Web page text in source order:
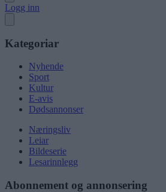
Logg inn
Kategoriar
Nyhende
Sport
Kultur
E-avis
Dødsannonser
Næringsliv
Leiar
Bildeserie
Lesarinnlegg
Abonnement og annonsering